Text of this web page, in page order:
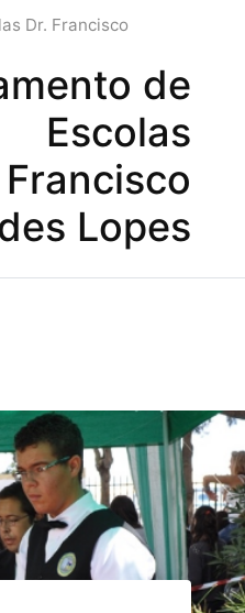
de
Escolas
Francisco
Lopes